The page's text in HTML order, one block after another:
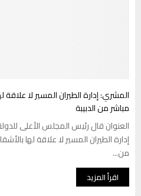
المشري: إدارة الطيران المسير لا
مباشر من الدبيبة
العنوان قال رئيس المجلس الأعلى
إدارة الطيران المسير لا علاقة لها
من...
اقرأ المزيد